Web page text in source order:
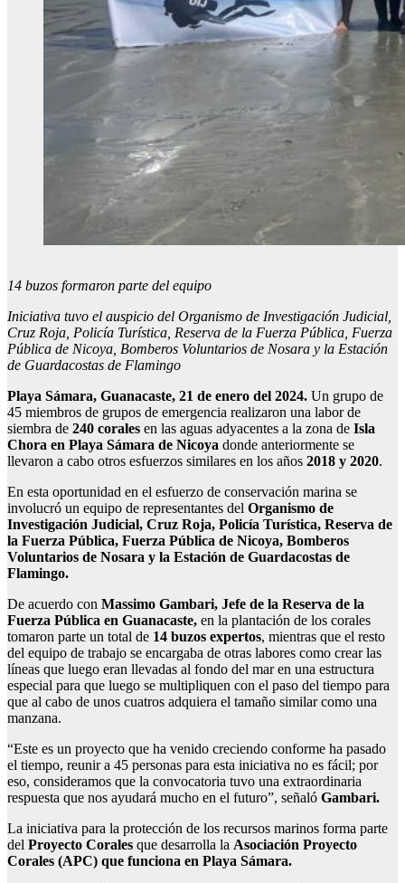
14 buzos formaron parte del equipo
Iniciativa tuvo el auspicio del Organismo de Investigación Judicial,
Cruz Roja, Policía Turística, Reserva de la Fuerza Pública, Fuerza
Pública de Nicoya, Bomberos Voluntarios de Nosara y la Estación
de Guardacostas de Flamingo
Playa Sámara, Guanacaste, 21 de enero del 2024. Un grupo de
45 miembros de grupos de emergencia realizaron una labor de
siembra de 240 corales en las aguas adyacentes a la zona de Isla
Chora en Playa Sámara de Nicoya donde anteriormente se
llevaron a cabo otros esfuerzos similares en los años 2018 y 2020.
En esta oportunidad en el esfuerzo de conservación marina se
involucró un equipo de representantes del Organismo de
Investigación Judicial, Cruz Roja, Policía Turística, Reserva de
la Fuerza Pública, Fuerza Pública de Nicoya, Bomberos
Voluntarios de Nosara y la Estación de Guardacostas de
Flamingo.
De acuerdo con Massimo Gambari, Jefe de la Reserva de la
Fuerza Pública en Guanacaste, en la plantación de los corales
tomaron parte un total de 14 buzos expertos, mientras que el resto
del equipo de trabajo se encargaba de otras labores como crear las
líneas que luego eran llevadas al fondo del mar en una estructura
especial para que luego se multipliquen con el paso del tiempo para
que al cabo de unos cuatros adquiera el tamaño similar como una
manzana.
“Este es un proyecto que ha venido creciendo conforme ha pasado
el tiempo, reunir a 45 personas para esta iniciativa no es fácil; por
eso, consideramos que la convocatoria tuvo una extraordinaria
respuesta que nos ayudará mucho en el futuro”, señaló Gambari.
La iniciativa para la protección de los recursos marinos forma parte
del Proyecto Corales que desarrolla la Asociación Proyecto
Corales (APC) que funciona en Playa Sámara.